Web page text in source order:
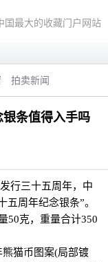
国最大的收藏门户网站
拍卖新闻
察
视频访谈
条值得入手吗
行三十五周年，中
五周年纪念银条”。
50克，重量合计350
猫币图案(局部镀